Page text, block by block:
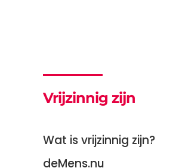
Vrijzinnig zijn
Wat is vrijzinnig zijn?
deMens.nu